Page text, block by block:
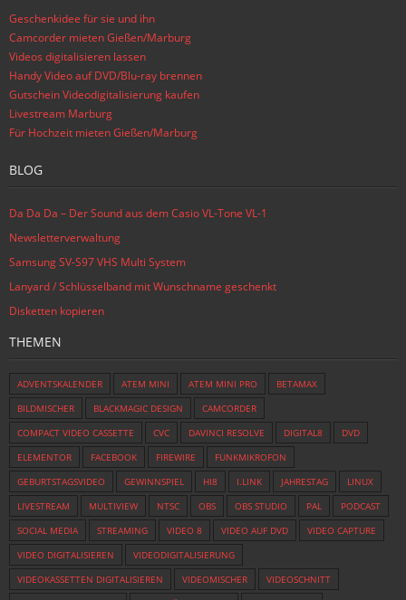
Geschenkidee für sie und ihn
Camcorder mieten Gießen/Marburg
Videos digitalisieren lassen
Handy Video auf DVD/Blu-ray brennen
Gutschein Videodigitalisierung kaufen
Livestream Marburg
Für Hochzeit mieten Gießen/Marburg
BLOG
Da Da Da – Der Sound aus dem Casio VL-Tone VL-1
Newsletterverwaltung
Samsung SV-S97 VHS Multi System
Lanyard / Schlüsselband mit Wunschname geschenkt
Disketten kopieren
THEMEN
ADVENTSKALENDER ATEM MINI ATEM MINI PRO
BETAMAX
BILDMISCHER
BLACKMAGIC DESIGN
CAMCORDER
COMPACT VIDEO CASSETTE
CVC DAVINCI RESOLVE DIGITAL8
DVD
ELEMENTOR
FACEBOOK FIREWIRE
FUNKMIKROFON
GEBURTSTAGSVIDEO
GEWINNSPIEL HI8 I.LINK JAHRESTAG
LINUX
LIVESTREAM
MULTIVIEW NTSC OBS OBS STUDIO PAL
PODCAST
SOCIAL MEDIA
STREAMING VIDEO 8 VIDEO AUF DVD
VIDEO CAPTURE
VIDEO DIGITALISIEREN
VIDEODIGITALISIERUNG
VIDEOKASSETTEN DIGITALISIEREN
VIDEOMISCHER
VIDEOSCHNITT